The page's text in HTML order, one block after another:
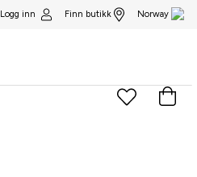
Logg inn Finn butikk Norway